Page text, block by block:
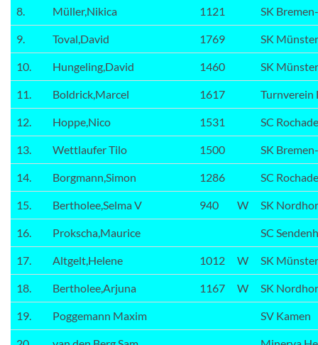
8. Müller,Nikica 1121 SK
9. Toval,David 1769 SK
10. Hungeling,David 1460 SK
11. Boldrick,Marcel 1617 Turnverein
12. Hoppe,Nico 1531 SC
13. Wettlaufer Tilo 1500 SK
14. Borgmann,Simon 1286 SC
15. Bertholee,Selma V 940 W SK
16. Prokscha,Maurice SC
17. Altgelt,Helene 1012 W SK
18. Bertholee,Arjuna 1167 W SK
19. Poggemann Maxim SV Kamen